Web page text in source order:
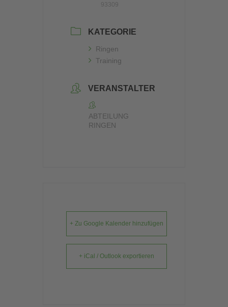
93309
KATEGORIE
Ringen
Training
VERANSTALTER
ABTEILUNG
RINGEN
+ Zu Google Kalender hinzufügen
+ iCal / Outlook exportieren